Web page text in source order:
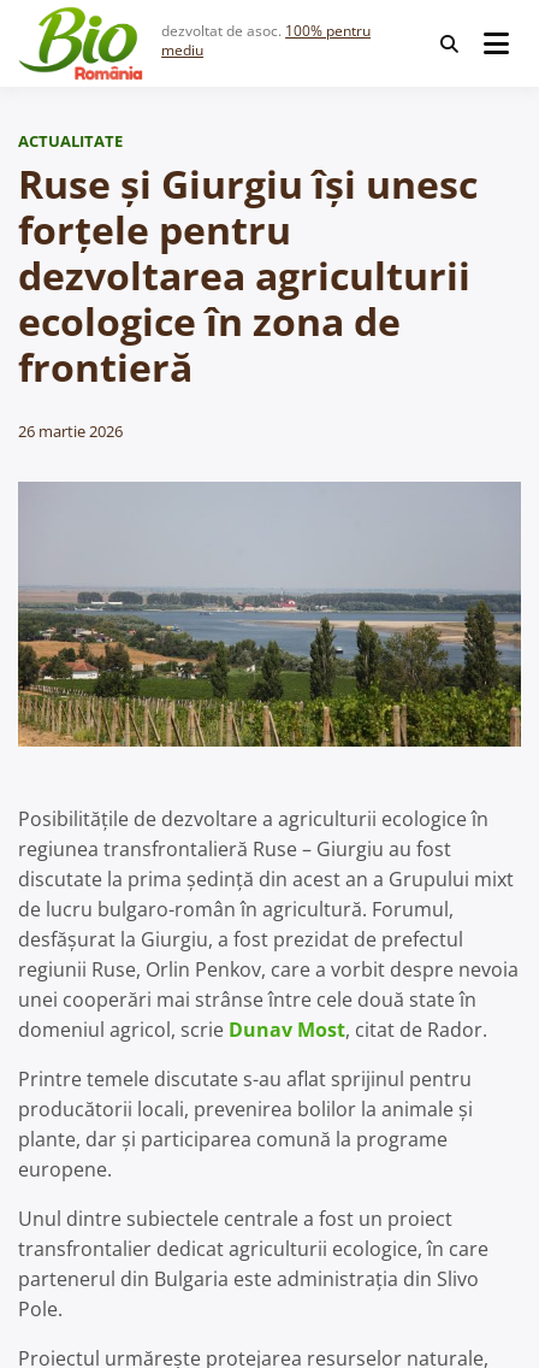
content
dezvoltat de asoc. 100% pentru
mediu
ACTUALITATE
Ruse și Giurgiu își unesc
forțele pentru
dezvoltarea agriculturii
ecologice în zona de
frontieră
26 martie 2026
Posibilitățile de dezvoltare a agriculturii ecologice în
regiunea transfrontalieră Ruse – Giurgiu au fost
discutate la prima ședință din acest an a Grupului mixt
de lucru bulgaro-român în agricultură. Forumul,
desfășurat la Giurgiu, a fost prezidat de prefectul
regiunii Ruse, Orlin Penkov, care a vorbit despre nevoia
unei cooperări mai strânse între cele două state în
domeniul agricol, scrie Dunav Most, citat de Rador.
Printre temele discutate s-au aflat sprijinul pentru
producătorii locali, prevenirea bolilor la animale și
plante, dar și participarea comună la programe
europene.
Unul dintre subiectele centrale a fost un proiect
transfrontalier dedicat agriculturii ecologice, în care
partenerul din Bulgaria este administrația din Slivo
Pole.
Proiectul urmărește protejarea resurselor naturale,